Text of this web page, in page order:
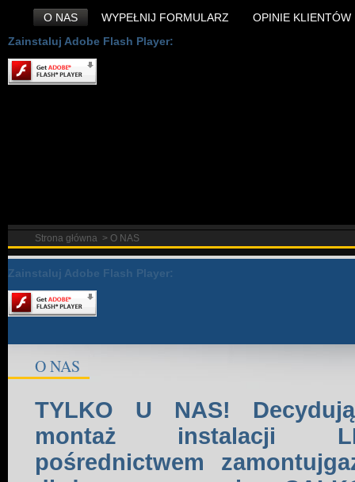
O NAS WYPEŁNIJ FORMULARZ
OPINIE KLIENTÓW
Zainstaluj Adobe Flash Player:
Strona główna > O NAS
Zainstaluj Adobe Flash Player:
O NAS
TYLKO U NAS!
montaż instalacji
pośrednictwem